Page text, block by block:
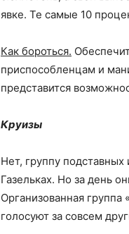
явке. Те самые 10
Как бороться.
приспособленцам и
представится
Круизы
Нет, группу подставных
Газельках. Но за день
Организованная
голосуют за совсем